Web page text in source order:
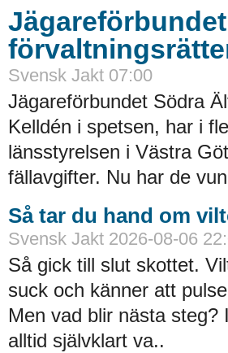
Svensk Jakt 07:00
Jägareförbundet Södra
Kelldén i spetsen, har i
länsstyrelsen i Västra
fällavgifter. Nu har de
Så tar du hand om
Svensk Jakt 2026-08-06
Så gick till slut skottet.
suck och känner att
Men vad blir ­nästa
alltid självklart va..